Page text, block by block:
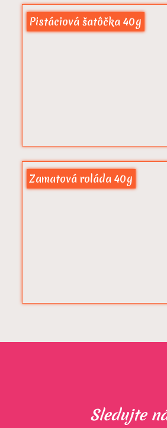
Pistáciová šatôčka 40g
Zamatová roláda 40g
Sledujte